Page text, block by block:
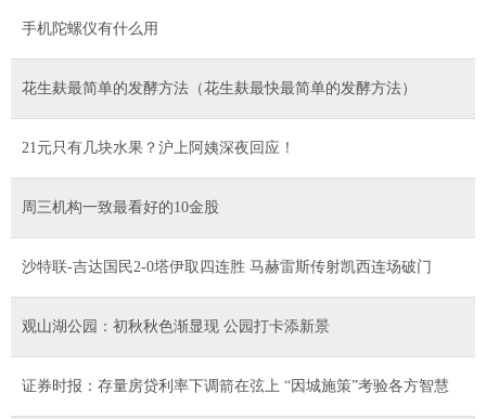
手机陀螺仪有什么用
花生麸最简单的发酵方法（花生麸最快最简单的发酵方法）
21元只有几块水果？沪上阿姨深夜回应！
周三机构一致最看好的10金股
沙特联-吉达国民2-0塔伊取四连胜 马赫雷斯传射凯西连场破门
观山湖公园：初秋秋色渐显现 公园打卡添新景
证券时报：存量房贷利率下调箭在弦上 “因城施策”考验各方智慧